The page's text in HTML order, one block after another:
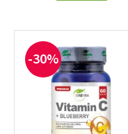
-30%